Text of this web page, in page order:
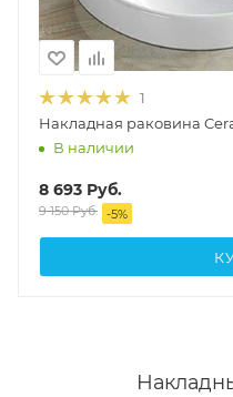
1
Накладная раковина
В наличии
8 693 Руб.
9 150Руб. -5%